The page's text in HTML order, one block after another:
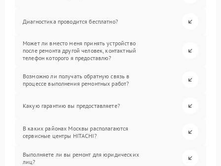
Диагностика проводится бесплатно?
Может ли вместо меня принять устройство
после ремонта другой человек, контактный
телефон которого я предоставлю?
Возможно ли получать обратную связь в
процессе выполнения ремонтных работ?
Какую гарантию вы предоставляете?
В каких районах Москвы располагаются
сервисные центры HITACHI?
Выполняете ли вы ремонт для юридических
лиц?